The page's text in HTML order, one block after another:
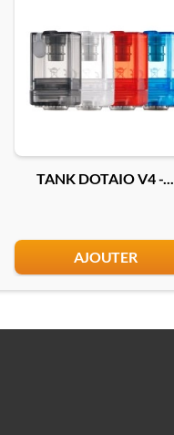
TANK DOTAIO V4 -...
AJOUTER